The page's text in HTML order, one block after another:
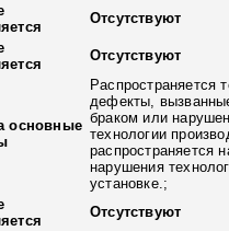
Отсутствуют
Отсутствуют
основные
Распространяется
дефекты,
браком или
технологии
распространяется
нарушения
установке.;
Отсутствуют